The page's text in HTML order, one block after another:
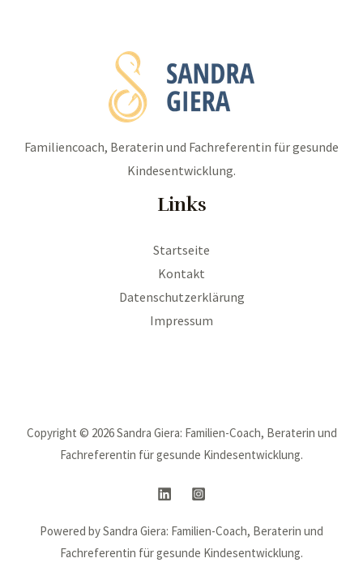
Familiencoach, Beraterin und Fachreferentin für gesunde
Kindesentwicklung.
Links
Startseite
Kontakt
Datenschutzerklärung
Impressum
Copyright © 2026 Sandra Giera: Familien-Coach, Beraterin und
Fachreferentin für gesunde Kindesentwicklung.
Powered by Sandra Giera: Familien-Coach, Beraterin und
Fachreferentin für gesunde Kindesentwicklung.